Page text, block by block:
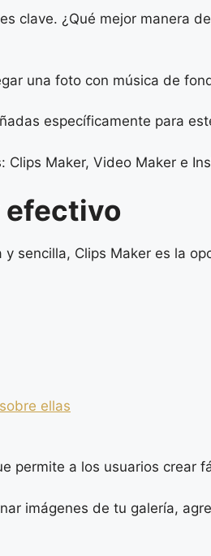
clave. ¿Qué mejor manera
una foto con música de
específicamente para
Maker, Video Maker e
efectivo
sencilla, Clips Maker es la
ellas
permite a los usuarios crear
imágenes de tu galería,